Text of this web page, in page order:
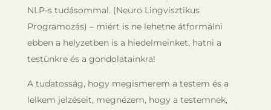
NLP-s tudásommal. (Neuro Lingvisztikus
Programozás) – miért is ne lehetne átformálni
ebben a helyzetben is a hiedelmeinket, hatni a
testünkre és a gondolatainkra!
A tudatosság, hogy megismerem a testem és a
lelkem jelzéseit, megnézem, hogy a testemnek,